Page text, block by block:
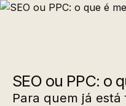
SEO ou PPC: o
Para quem já